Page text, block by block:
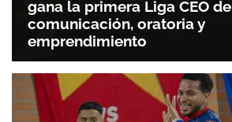
gana la primera Liga CEO de
comunicación, oratoria y
emprendimiento